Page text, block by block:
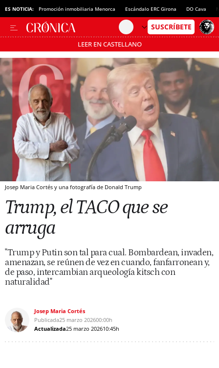
ES NOTICIA: Promoción inmobiliaria Menorca Escándalo ERC Girona DO Cava
LEER EN CASTELLANO
Pásate al MODO AHORRO
Josep Maria Cortés y una fotografía de Donald Trump
Trump, el TACO que se
arruga
"Trump y Putin son tal para cual. Bombardean, invaden,
amenazan, se reúnen de vez en cuando, fanfarronean y,
de paso, intercambian arqueología kitsch con
naturalidad"
Josep Maria Cortés
Publicada25 marzo 202600:00h
Actualizada25 marzo 202610:45h